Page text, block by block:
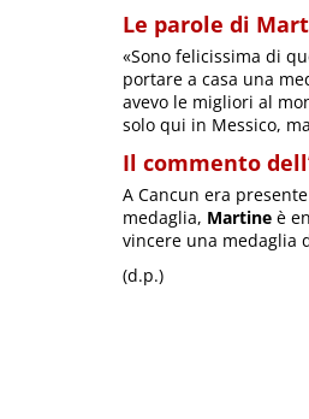
Le parole di
«Sono felicissima di
portare a casa una
avevo le migliori al
solo qui in Messico,
Il commento
A Cancun era
medaglia, Martine è
vincere una medaglia
(d.p.)